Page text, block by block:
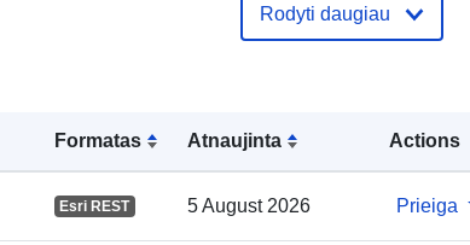
Formatas Atnaujinta Actions
Esri REST 5 August 2026 Prieiga
Rodyti daugiau